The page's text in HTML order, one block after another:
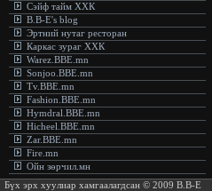
Сэйф тайм ХХК
B.B-E's blog
Эртний нутаг ресторан
Каркас зураг ХХК
Warez.BBE.mn
Sonjoo.BBE.mn
Tv.BBE.mn
Fashion.BBE.mn
Hymdral.BBE.mn
Hicheel.BBE.mn
Zar.BBE.mn
Fire.mn
Ойн зөрчил.мн
Бүх эрх хуулиар хамгаалагдсан © 2009 B.B-E